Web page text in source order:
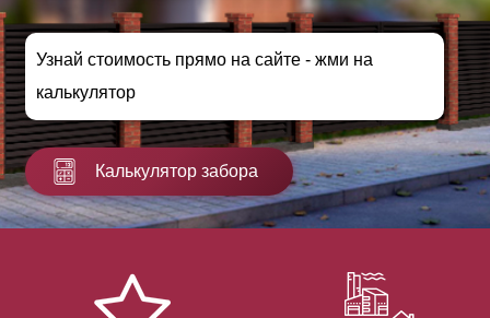
Узнай стоимость прямо на сайте - жми на
калькулятор
Калькулятор забора